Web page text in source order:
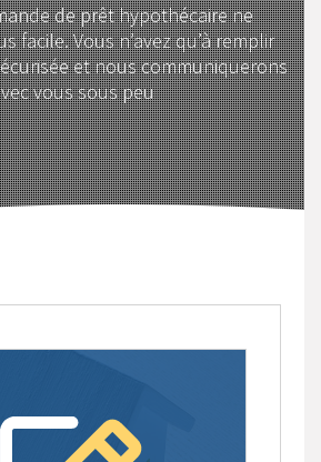
de prêt hypothécaire ne
facile. Vous n’avez qu’à remplir
et nous communiquerons
vous sous peu